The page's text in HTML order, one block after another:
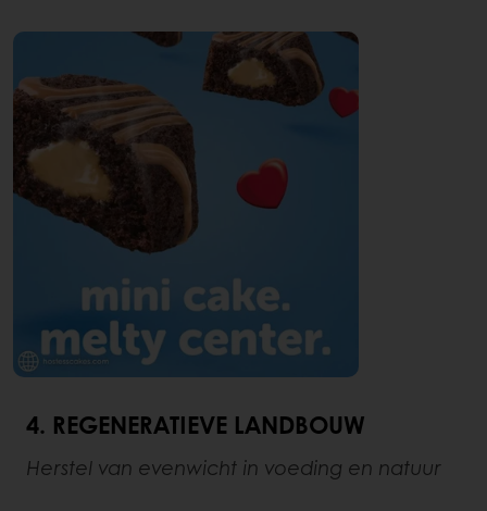
4. REGENERATIEVE LANDBOUW
Herstel van evenwicht in voeding en natuur